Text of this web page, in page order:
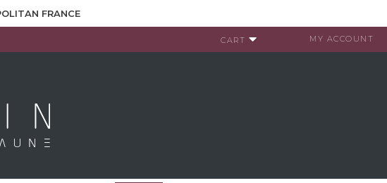
FRANCE
MY ACCOUNT
CART